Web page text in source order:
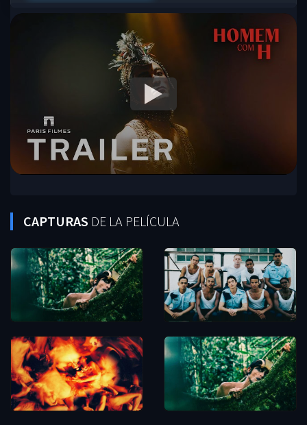
CAPTURAS DE LA PELÍCULA